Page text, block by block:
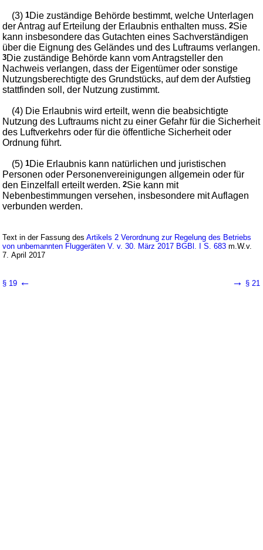
(3)1Die zuständige Behörde bestimmt, welche Unterlagen
der Antrag auf Erteilung der Erlaubnis enthalten muss.2Sie
kann insbesondere das Gutachten eines Sachverständigen
über die Eignung des Geländes und des Luftraums verlangen.
3Die zuständige Behörde kann vom Antragsteller den
Nachweis verlangen, dass der Eigentümer oder sonstige
Nutzungsberechtigte des Grundstücks, auf dem der Aufstieg
stattfinden soll, der Nutzung zustimmt.
(4) Die Erlaubnis wird erteilt, wenn die beabsichtigte
Nutzung des Luftraums nicht zu einer Gefahr für die Sicherheit
des Luftverkehrs oder für die öffentliche Sicherheit oder
Ordnung führt.
(5)1Die Erlaubnis kann natürlichen und juristischen
Personen oder Personenvereinigungen allgemein oder für
den Einzelfall erteilt werden.2Sie kann mit
Nebenbestimmungen versehen, insbesondere mit Auflagen
verbunden werden.
Text in der Fassung desArtikels 2 Verordnung zur Regelung des Betriebs
von unbemannten Fluggeräten V. v. 30. März 2017 BGBl. I S. 683 m.W.v.
7. April 2017
§ 19 ← → § 21